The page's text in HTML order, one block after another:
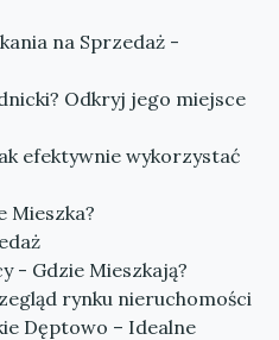
na Sprzedaż -
Odkryj jego miejsce
efektywnie wykorzystać
Mieszka?
- Gdzie Mieszkają?
rynku nieruchomości
Dęptowo – Idealne